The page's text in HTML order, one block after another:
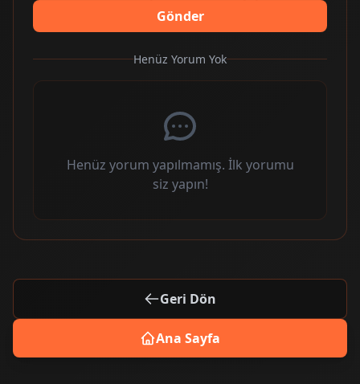
Gönder
Henüz Yorum Yok
Henüz yorum yapılmamış. İlk yorumu
siz yapın!
Geri Dön
Ana Sayfa